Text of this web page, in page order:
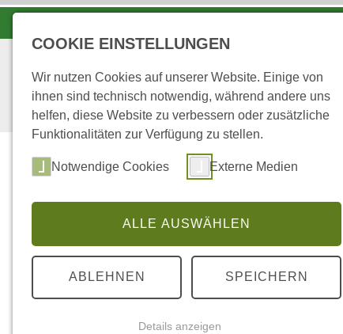
STARTSEITE ... VERANSTALTUNGEN
Veranstaltungen
COOKIE EINSTELLUNGEN
Wir nutzen Cookies auf unserer Website. Einige von
ihnen sind technisch notwendig, während andere uns
helfen, diese Website zu verbessern oder zusätzliche
Funktionalitäten zur Verfügung zu stellen.
Notwendige Cookies Externe Medien
ALLE AUSWÄHLEN
ABLEHNEN SPEICHERN
Details anzeigen